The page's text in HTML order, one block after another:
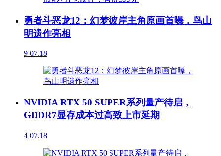
勇者斗恶龙12：幻梦彼岸主角原画首曝，鸟山
明遗作亮相
9 07.18
NVIDIA RTX 50 SUPER系列量产待启，
GDDR7显存成本过高致上市延期
4 07.18